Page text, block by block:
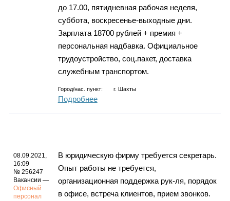
до 17.00, пятидневная рабочая неделя,
суббота, воскресенье-выходные дни.
Зарплата 18700 рублей + премия +
персональная надбавка. Официальное
трудоустройство, соц.пакет, доставка
служебным транспортом.
Город/нас. пункт: г. Шахты
Подробнее
08.09.2021,
16:09
№ 256247
Вакансии —
Офисный
персонал
В юридическую фирму требуется секретарь.
Опыт работы не требуется,
организационная поддержка рук-ля, порядок
в офисе, встреча клиентов, прием звонков.